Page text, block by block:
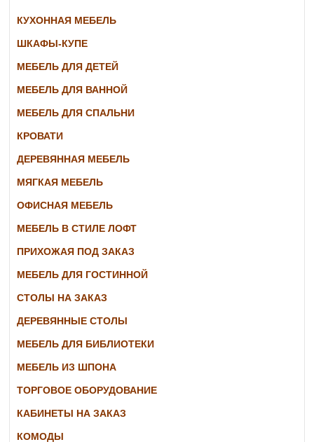
КУХОННАЯ МЕБЕЛЬ
ШКАФЫ-КУПЕ
МЕБЕЛЬ ДЛЯ ДЕТЕЙ
МЕБЕЛЬ ДЛЯ ВАННОЙ
МЕБЕЛЬ ДЛЯ СПАЛЬНИ
КРОВАТИ
ДЕРЕВЯННАЯ МЕБЕЛЬ
МЯГКАЯ МЕБЕЛЬ
ОФИСНАЯ МЕБЕЛЬ
МЕБЕЛЬ В СТИЛЕ ЛОФТ
ПРИХОЖАЯ ПОД ЗАКАЗ
МЕБЕЛЬ ДЛЯ ГОСТИННОЙ
СТОЛЫ НА ЗАКАЗ
ДЕРЕВЯННЫЕ СТОЛЫ
МЕБЕЛЬ ДЛЯ БИБЛИОТЕКИ
МЕБЕЛЬ ИЗ ШПОНА
ТОРГОВОЕ ОБОРУДОВАНИЕ
КАБИНЕТЫ НА ЗАКАЗ
КОМОДЫ